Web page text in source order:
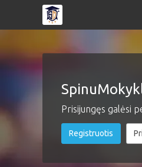
Home
|
User
menu
Prisijungęs galėsi
Registruotis